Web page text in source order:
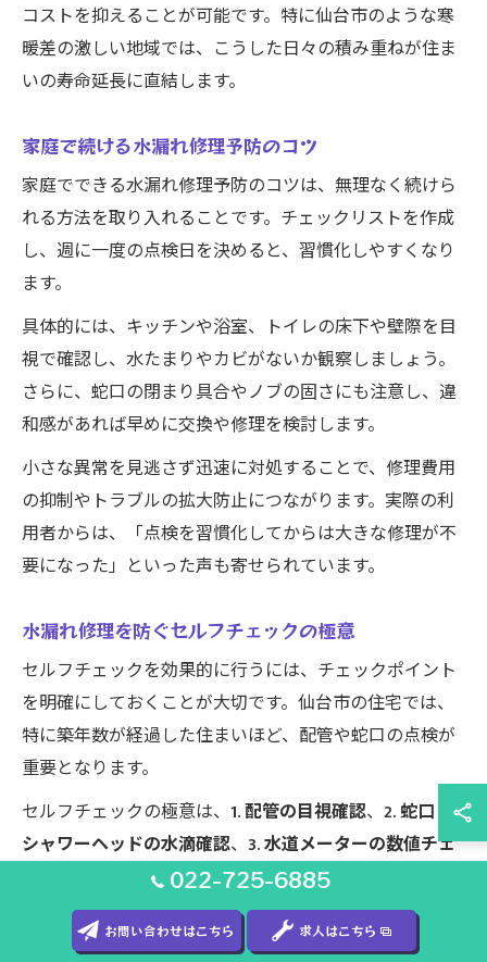
コストを抑えることが可能です。特に仙台市のような寒
暖差の激しい地域では、こうした日々の積み重ねが住ま
いの寿命延長に直結します。
家庭で続ける水漏れ修理予防のコツ
家庭でできる水漏れ修理予防のコツは、無理なく続けら
れる方法を取り入れることです。チェックリストを作成
し、週に一度の点検日を決めると、習慣化しやすくなり
ます。
具体的には、キッチンや浴室、トイレの床下や壁際を目
視で確認し、水たまりやカビがないか観察しましょう。
さらに、蛇口の閉まり具合やノブの固さにも注意し、違
和感があれば早めに交換や修理を検討します。
小さな異常を見逃さず迅速に対処することで、修理費用
の抑制やトラブルの拡大防止につながります。実際の利
用者からは、「点検を習慣化してからは大きな修理が不
要になった」といった声も寄せられています。
水漏れ修理を防ぐセルフチェックの極意
セルフチェックを効果的に行うには、チェックポイント
を明確にしておくことが大切です。仙台市の住宅では、
特に築年数が経過した住まいほど、配管や蛇口の点検が
重要となります。
セルフチェックの極意は、 1. 配管の目視確認、 2. 蛇口・
シャワーヘッドの水滴確認、 3. 水道メーターの数値チェ
を定期的に行うことです。水道法や仙台市の水質管
理基準に基づき、家庭でもできる範囲の点検を心掛けま
しょう。
022-725-6885
お問い合わせはこちら 求人はこちら